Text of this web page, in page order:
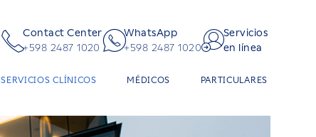
Contact Center
+598 2487 1020
WhatsApp
+598 2487 1020
Servicios
en línea
SERVICIOS CLÍNICOS MÉDICOS PARTICULARES